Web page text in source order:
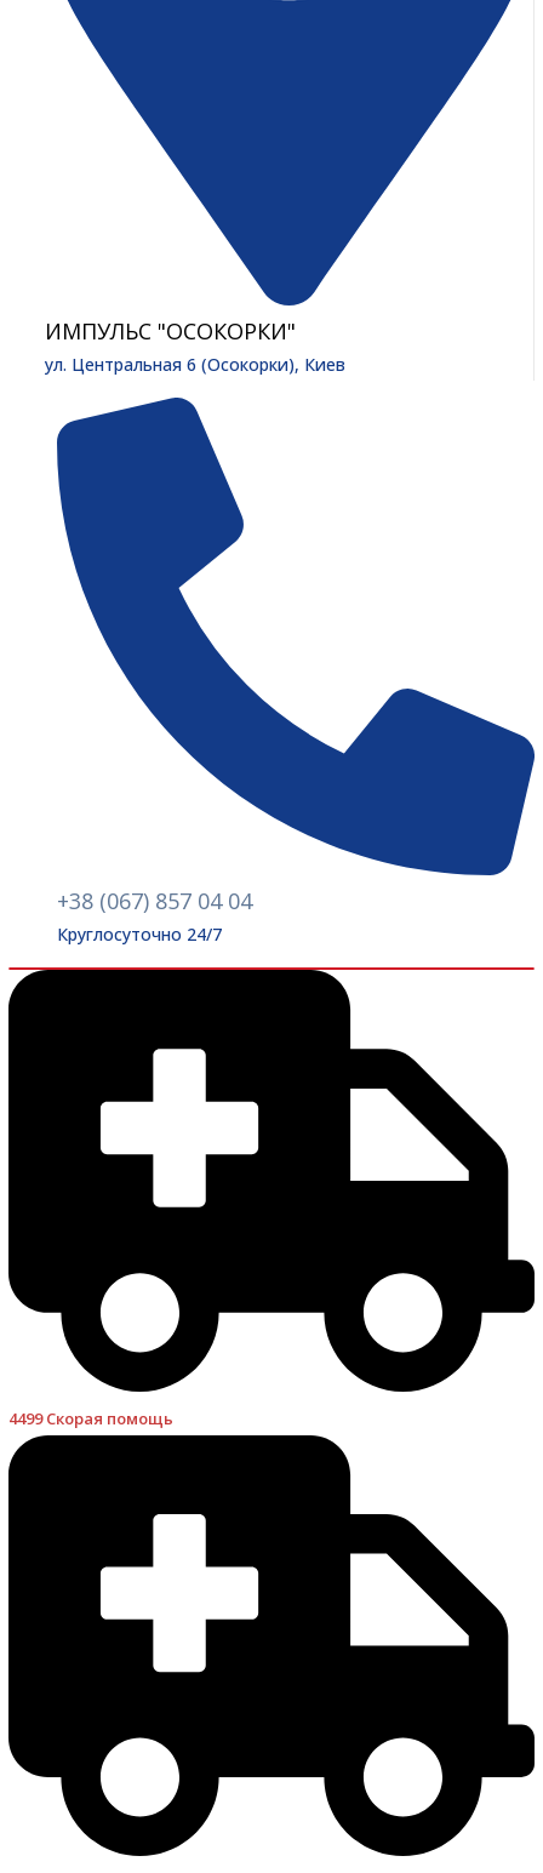
ИМПУЛЬС "ОСОКОРКИ"
ул. Центральная 6 (Осокорки), Киев
+38 (067) 857 04 04
Круглосуточно 24/7
4499 Скорая помощь